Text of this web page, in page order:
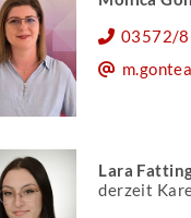
03572/
Lara
derzeit